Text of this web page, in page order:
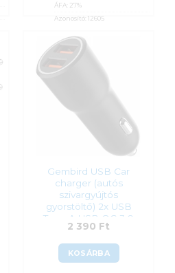
ÁFA: 27%
Azonosító: 12605
2 290Ft
Gembird USB Car
charger (autós
szivargyújtós
gyorstöltő) 2x USB
Type-A USB QC 3.0
2 390 Ft
KOSÁRBA